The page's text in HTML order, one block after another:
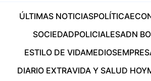
ÚLTIMAS NOTICIASPOLÍTICA
SOCIEDADPOLICIALESADN
ESTILO DE VIDAMEDIOS
DIARIO EXTRAVIDA Y SALUD HOY